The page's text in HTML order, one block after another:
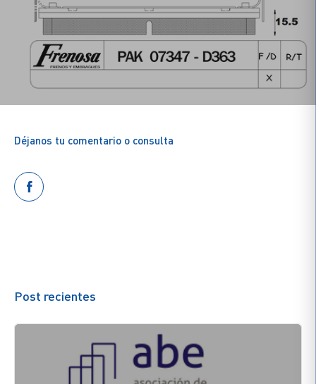
Déjanos tu comentario o consulta
Post recientes